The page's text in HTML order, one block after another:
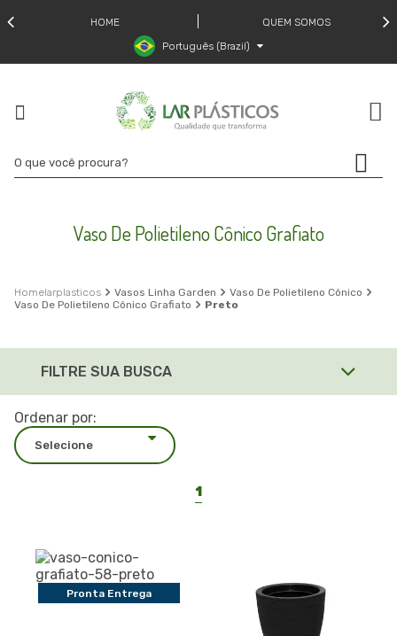
HOME
QUEM SOMOS
Português (Brazil)
Vaso De Polietileno Cônico Grafiato
larplasticos Vasos Linha Garden
Vaso De Polietileno Cônico
Vaso De Polietileno Cônico Grafiato
Preto
FILTRE SUA BUSCA
Ordenar por:
1
Pronta Entrega